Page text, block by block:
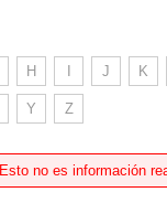
H J K
Y Z
Esto no es información